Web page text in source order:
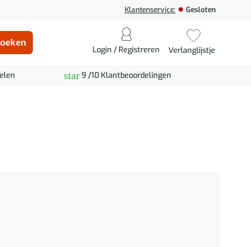
Klantenservice: Gesloten
Login / Registreren Verlanglijstje
star9 /10 Klantbeoordelingen